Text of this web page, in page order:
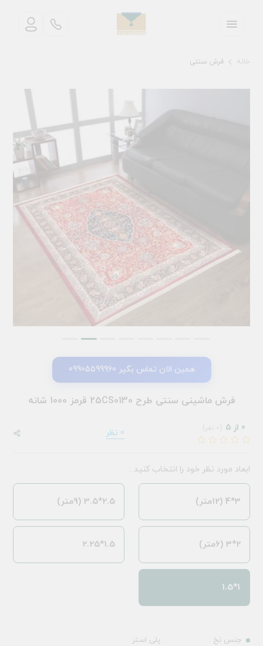
خانه فرش سنتی
همین الان تماس بگیر 09905599960
فرش ماشینی سنتی طرح 25CS0130 قرمز 1000 شانه
0 از 5 0 نظر
جنس نخ :
پلی استر
ابعاد مورد نظر خود را انتخاب کنید :
3*4 (12متر) 2.5*3.5 (9متر)
2*3 (6متر) 1.5*2.25
1*1.5